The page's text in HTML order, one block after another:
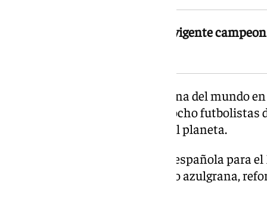
En 2010, España llegaba como vigente
Asimismo, la selección campeona del mundo
columna vertebral culé. Hasta ocho futbolistas
de aquel equipo que conquistó el planeta.
Curiosamente, la convocatoria española para
con ocho jugadores del conjunto azulgrana,